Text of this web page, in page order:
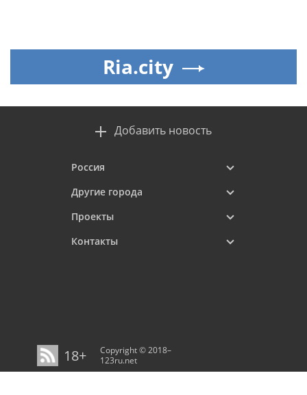
Ria.city
Добавить новость
Россия
Другие города
Проекты
Контакты
18+
Copyright © 2018–
123ru.net